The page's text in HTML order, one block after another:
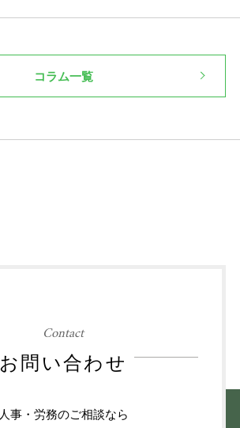
コラム一覧
Contact
お問い合わせ
人事・労務のご相談なら